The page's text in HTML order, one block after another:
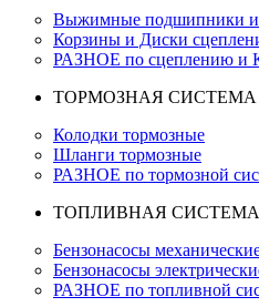
Выжимные подшипники и
Корзины и Диски
РАЗНОЕ по сцеплению и
ТОРМОЗНАЯ СИСТЕМА
Колодки тормозные
Шланги тормозные
РАЗНОЕ по тормозной
ТОПЛИВНАЯ СИСТЕМА
Бензонасосы
Бензонасосы
РАЗНОЕ по топливной